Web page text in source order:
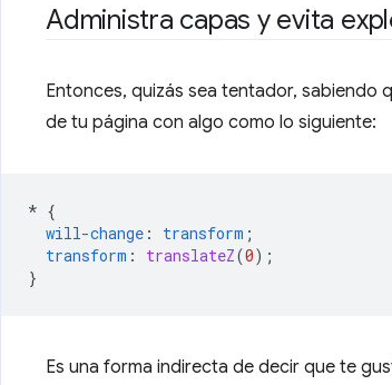
Administra capas y evita
Entonces, quizás sea tentador, sabiendo
de tu página con algo como lo siguiente:
* {
will-change : transform ;
transform : translateZ(0);
}
Es una forma indirecta de decir que te